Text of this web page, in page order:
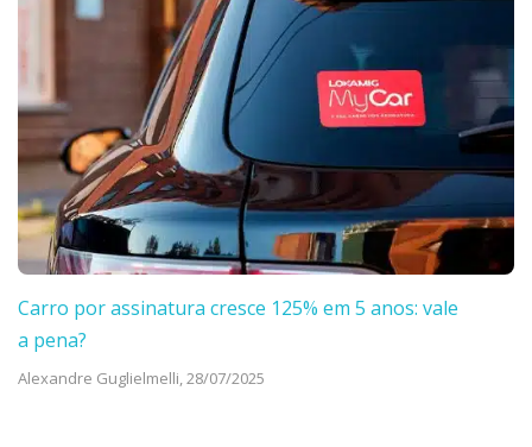
Carro por assinatura cresce 125% em 5 anos: vale
a pena?
Alexandre Guglielmelli,28/07/2025